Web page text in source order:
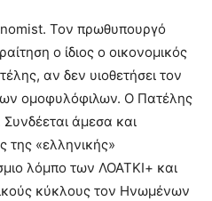
Τον πρωθυπουργό
ο ίδιος ο οικονομικός
αν δεν υιοθετήσει τον
ομοφυλόφιλων. Ο Πατέλης
άμεσα και
της «ελληνικής»
λόμπο των ΛΟΑΤΚΙ+ και
κύκλους τον Ηνωμένων